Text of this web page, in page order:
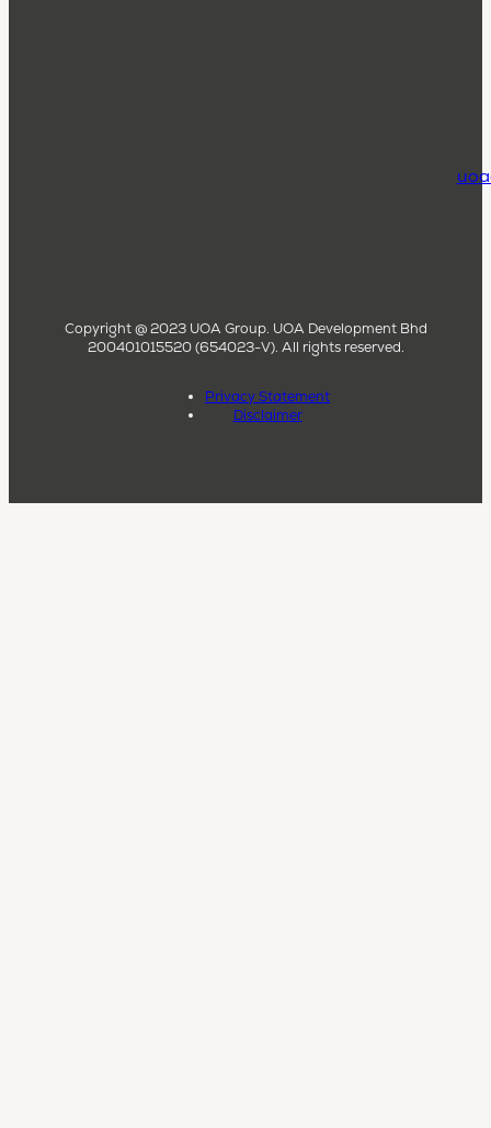
Copyright @ 2023 UOA Group. UOA Development Bhd
200401015520 (654023-V). All rights reserved.
Privacy Statement
Disclaimer